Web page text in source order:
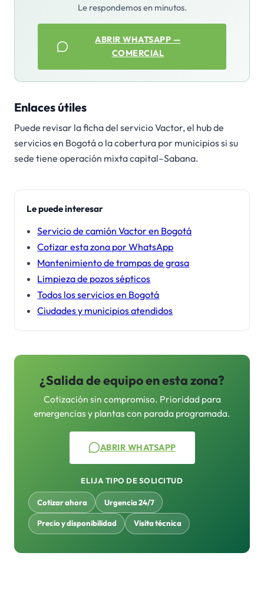
Le respondemos en minutos.
ABRIR WHATSAPP —
COMERCIAL
Enlaces útiles
Puede revisar la ficha del servicio Vactor, el hub de
servicios en Bogotá o la cobertura por municipios si su
sede tiene operación mixta capital–Sabana.
Le puede interesar
Servicio de camión Vactor en Bogotá
Cotizar esta zona por WhatsApp
Mantenimiento de trampas de grasa
Limpieza de pozos sépticos
Todos los servicios en Bogotá
Ciudades y municipios atendidos
¿Salida de equipo en esta zona?
Cotización sin compromiso. Prioridad para
emergencias y plantas con parada programada.
ABRIR WHATSAPP
ELIJA TIPO DE SOLICITUD
Cotizar ahora Urgencia 24/7
Precio y disponibilidad Visita técnica